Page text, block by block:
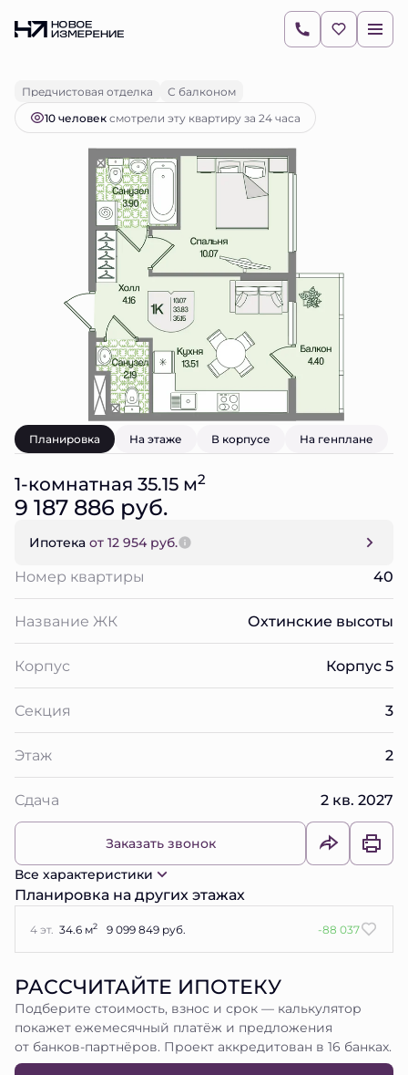
1-комнатная 9 187 886 руб.
Ипотекаот 12 954 руб.
Предчистовая отделка
С балконом
10 человексмотрели эту квартиру за 24 часа
Планировка На этаже В корпусе На генплане
1-комнатная 35.15 м2
9 187 886 руб.
Ипотека от 12 954 руб.
Номер квартиры 40
Название ЖК Охтинские высоты
Корпус Корпус 5
Секция 3
Этаж 2
Сдача 2 кв. 2027
Заказать звонок
Все характеристики
Планировка на других этажах
4 эт. 34.6 м2 9 099 849 руб. -88 037
РАССЧИТАЙТЕ ИПОТЕКУ
Подберите стоимость, взнос и срок — калькулятор
покажет ежемесячный платёж и предложения
от банков-партнёров. Проект аккредитован в 16 банках.